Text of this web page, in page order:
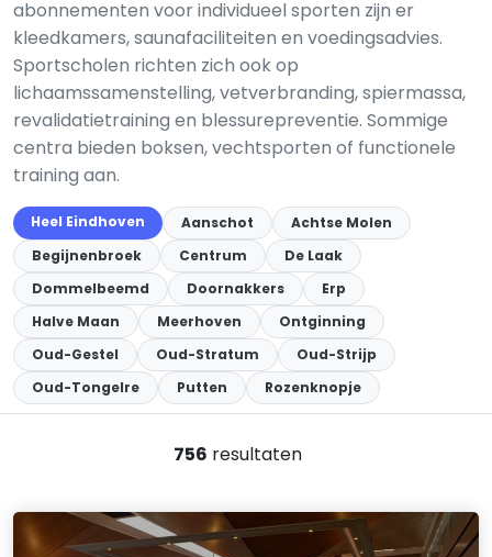
abonnementen voor individueel sporten zijn er
kleedkamers, saunafaciliteiten en voedingsadvies.
Sportscholen richten zich ook op
lichaamssamenstelling, vetverbranding, spiermassa,
revalidatietraining en blessurepreventie. Sommige
centra bieden boksen, vechtsporten of functionele
training aan.
Heel Eindhoven Aanschot
Achtse Molen
Begijnenbroek
Centrum
De Laak
Dommelbeemd
Doornakkers
Erp
Halve Maan
Meerhoven
Ontginning
Oud-Gestel
Oud-Stratum
Oud-Strijp
Oud-Tongelre
Putten Rozenknopje
756 resultaten